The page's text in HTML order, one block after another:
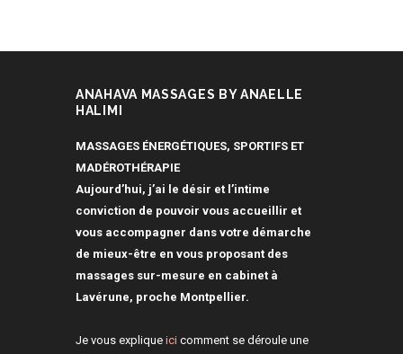
ANAHAVA MASSAGES BY ANAELLE
HALIMI
MASSAGES ÉNERGÉTIQUES, SPORTIFS ET
MADÉROTHÉRAPIE
Aujourd’hui, j’ai le désir et l’intime
conviction de pouvoir vous accueillir et
vous accompagner dans votre démarche
de mieux-être en vous proposant des
massages sur-mesure en cabinet à
Lavérune, proche Montpellier.
Je vous explique ici comment se déroule une